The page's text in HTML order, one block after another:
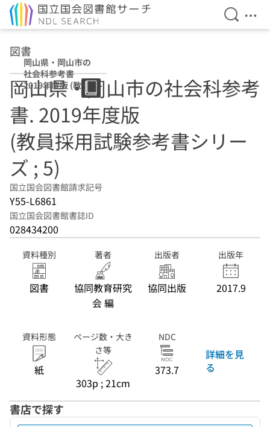
検索を
メ
図書
岡山県・岡山市の
社会科参考書
2019年度版 (教員
採用試験参考書シ
リーズ ; 5)
岡山県・岡山市の社会科参考
書. 2019年度版
(教員採用試験参考書シリー
ズ ; 5)
国立国会図書館請求記号
Y55-L6861
国立国会図書館書誌ID
028434200
資料種別
図書
著者
協同教育研究
会 編
出版者
協同出版
出版年
2017.9
資料形態
紙
ページ数・大き
さ等
303p ; 21cm
NDC
373.7
詳細を見
る
書店で探す